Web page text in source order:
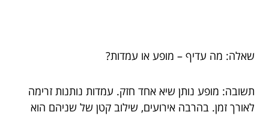
שאלה: מה עדיף – מופע או עמדות?
תשובה: מופע נותן שיא אחד חזק. עמדות נותנות זרימה
לאורך זמן. בהרבה אירועים, שילוב קטן של שניהם הוא